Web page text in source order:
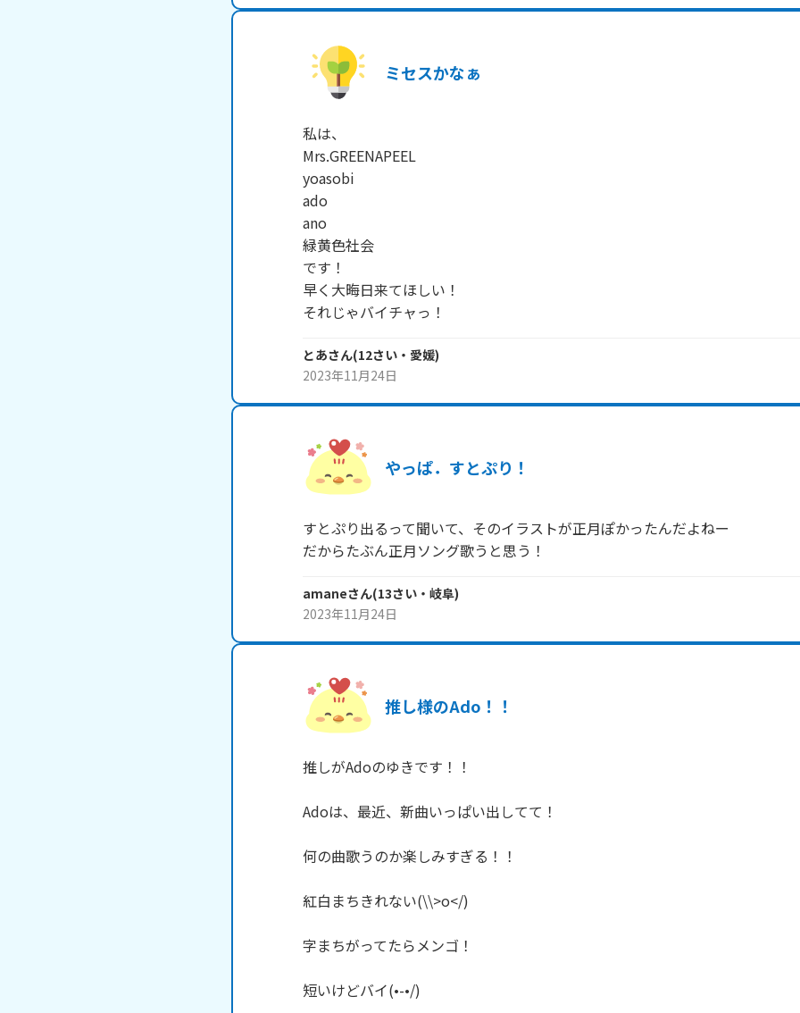
ミセスかなぁ
私は、
Mrs.GREENAPEEL
yoasobi
ado
ano
緑黄色社会
です！
早く大晦日来てほしい！
それじゃバイチャっ！
とあさん(12さい・ 愛媛)
2023年11月24日
やっぱ．すとぷり！
すとぷり出るって聞いて、そのイラストが正月ぽかったんだよねー
だからたぶん正月ソング歌うと思う！
amaneさん(13さい・ 岐阜)
2023年11月24日
推し様のAdo！！
推しがAdoのゆきです！！
Adoは、最近、新曲いっぱい出してて！
何の曲歌うのか楽しみすぎる！！
紅白まちきれない(\\>o</)
字まちがってたらメンゴ！
短いけどバイ(•-•/)